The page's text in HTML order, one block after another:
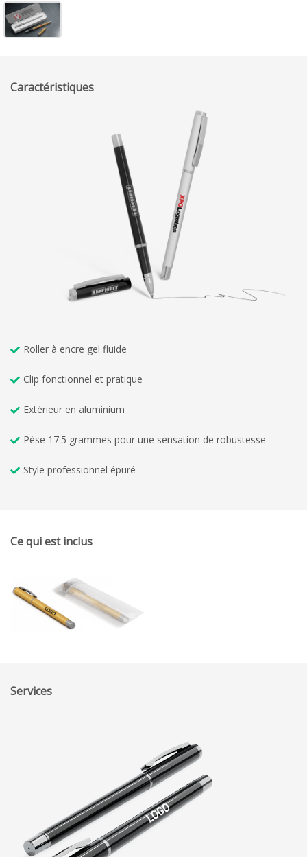
Caractéristiques
Roller à encre gel fluide
Clip fonctionnel et pratique
Extérieur en aluminium
Pèse 17.5 grammes pour une sensation de robustesse
Style professionnel épuré
Ce qui est inclus
Services